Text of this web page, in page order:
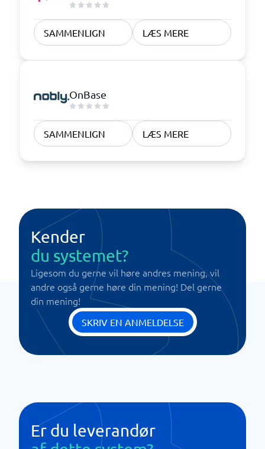
SAMMENLIGN LÆS MERE
OnBase
SAMMENLIGN LÆS MERE
Kender
du systemet?
Ligesom du gerne vil høre andres mening, vil
andre også gerne høre din mening! Del gerne
din mening!
SKRIV EN ANMELDELSE
Er du leverandør